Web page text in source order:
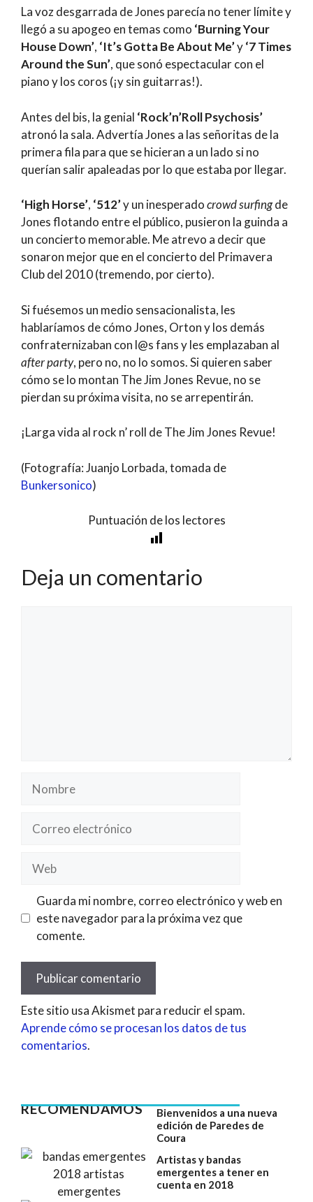
La voz desgarrada de Jones parecía no tener límite y
llegó a su apogeo en temas como ‘Burning Your
House Down’, ‘It’s Gotta Be About Me’y‘7 Times
Around the Sun’, que sonó espectacular con el
piano y los coros (¡y sin guitarras!).
Antes del bis, la genial ‘Rock’n’Roll Psychosis’
atronó la sala. Advertía Jones a las señoritas de la
primera fila para que se hicieran a un lado si no
querían salir apaleadas por lo que estaba por llegar.
‘High Horse’, ‘512’y un inesperadocrowd surfingde
Jones flotando entre el público, pusieron la guinda a
un concierto memorable. Me atrevo a decir que
sonaron mejor que en el concierto del Primavera
Club del 2010 (tremendo, por cierto).
Si fuésemos un medio sensacionalista, les
hablaríamos de cómo Jones, Orton y los demás
confraternizaban con l@s fans y les emplazaban al
after party, pero no, no lo somos. Si quieren saber
cómo se lo montan The Jim Jones Revue, no se
pierdan su próxima visita, no se arrepentirán.
¡Larga vida al rock n’ roll de The Jim Jones Revue!
(Fotografía: Juanjo Lorbada, tomada de
Bunkersonico)
Puntuación de los lectores
Deja un comentario
electrónico
Guarda mi nombre, correo electrónico y web en
este navegador para la próxima vez que
comente.
Este sitio usa Akismet para reducir el spam.
Aprende cómo se procesan los datos de tus
comentarios.
RECOMENDAMOS
Bienvenidos a una nueva
edición de Paredes de
Coura
Artistas y bandas
emergentes a tener en
cuenta en 2018